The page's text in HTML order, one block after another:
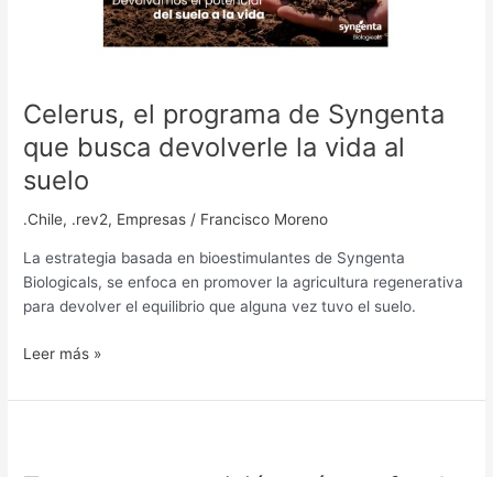
Celerus, el programa de Syngenta
que busca devolverle la vida al
suelo
.Chile, .rev2, Empresas / Francisco Moreno
La estrategia basada en bioestimulantes de Syngenta
Biologicals, se enfoca en promover la agricultura regenerativa
para devolver el equilibrio que alguna vez tuvo el suelo.
al
suelo
Leer más »